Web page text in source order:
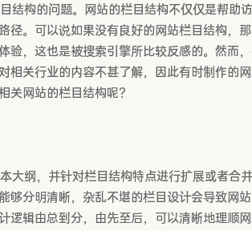
构的问题。网站的栏目结构不仅仅是帮助
径。可以说如果没有良好的网站栏目结构，
验，这也是被搜索引擎所比较反感的。然而
相关行业的内容不甚了解，因此有时制作的
关网站的栏目结构呢？
纲，并针对栏目结构特点进行扩展或者合
够分明清晰，杂乱不堪的栏目设计会导致网
逻辑由总到分，由先至后，可以清晰地理顺